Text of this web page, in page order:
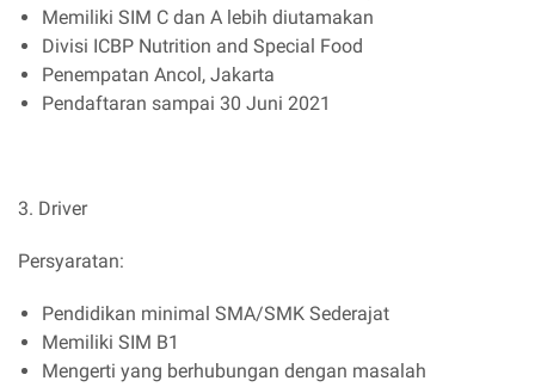
Memiliki SIM C dan A lebih diutamakan
Divisi ICBP Nutrition and Special Food
Penempatan Ancol, Jakarta
Pendaftaran sampai 30 Juni 2021
3. Driver
Persyaratan:
Pendidikan minimal SMA/SMK Sederajat
Memiliki SIM B1
Mengerti yang berhubungan dengan masalah